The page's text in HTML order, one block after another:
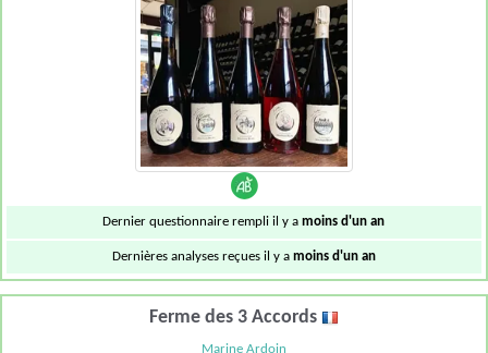
Dernier questionnaire rempli il y amoins d'un an
Dernières analyses reçues il y a moins d'un an
Ferme des 3 Accords
Marine Ardoin